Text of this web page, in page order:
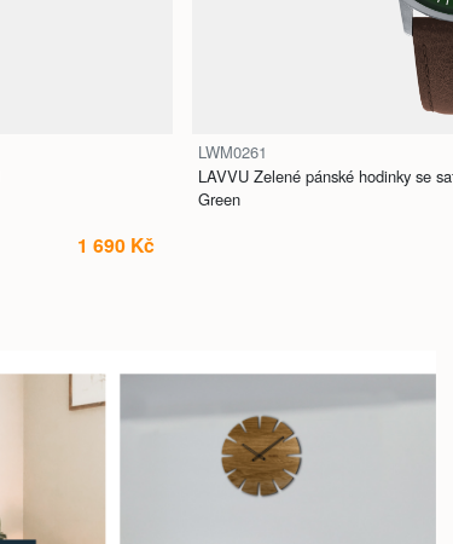
1 690 Kč
LWM0261
LAVVU Zelené pánské hodinky se
Green